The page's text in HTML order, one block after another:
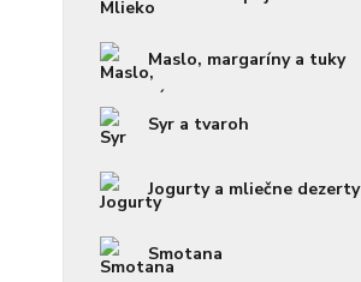
Maslo, margaríny a tuky
Syr a tvaroh
Jogurty a mliečne dezerty
Smotana